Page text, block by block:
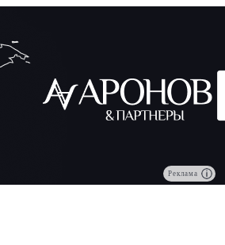
Реклама